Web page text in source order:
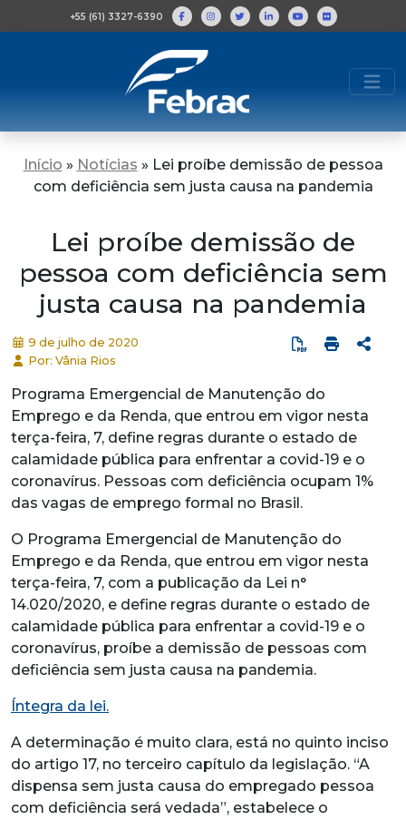
+55 (61) 3327-6390
Início » Notícias » Lei proíbe demissão de pessoa
com deficiência sem justa causa na pandemia
Lei proíbe demissão de
pessoa com deficiência sem
justa causa na pandemia
9 de julho de 2020
Por: Vânia Rios
Programa Emergencial de Manutenção do
Emprego e da Renda, que entrou em vigor nesta
terça-feira, 7, define regras durante o estado de
calamidade pública para enfrentar a covid-19 e o
coronavírus. Pessoas com deficiência ocupam 1%
das vagas de emprego formal no Brasil.
O Programa Emergencial de Manutenção do
Emprego e da Renda, que entrou em vigor nesta
terça-feira, 7, com a publicação da Lei n°
14.020/2020, e define regras durante o estado de
calamidade pública para enfrentar a covid-19 e o
coronavírus, proíbe a demissão de pessoas com
deficiência sem justa causa na pandemia.
Íntegra da lei.
A determinação é muito clara, está no quinto inciso
do artigo 17, no terceiro capítulo da legislação. “A
dispensa sem justa causa do empregado pessoa
com deficiência será vedada”, estabelece o